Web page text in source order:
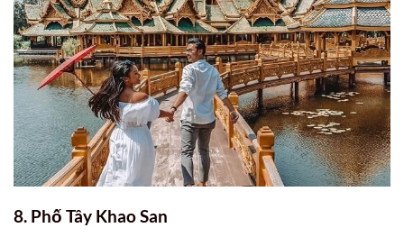
8. Phố Tây Khao San